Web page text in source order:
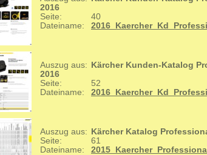
2016
Seite:
40
Dateiname:
Auszug aus: Kärcher Kunden-Katalog
2016
Seite:
52
Dateiname:
Auszug aus: Kärcher Katalog
Seite:
61
Dateiname: